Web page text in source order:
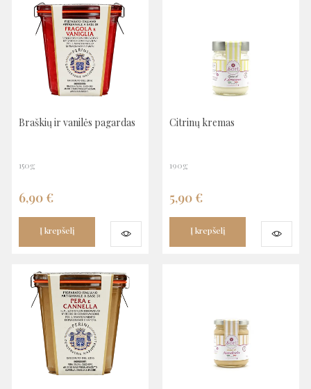
Braškių ir vanilės pagardas
150g
6,90 €
Į krepšelį
Citrinų kremas
190g
5,90 €
Į krepšelį